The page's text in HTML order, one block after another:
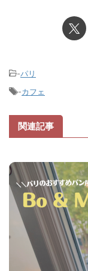
-パリ
-カフェ
関連記事